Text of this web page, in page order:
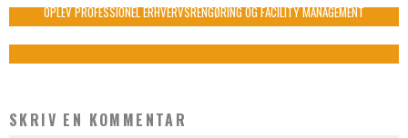
OPLEV PROFESSIONEL ERHVERVSRENGØRING OG FACILITY MANAGEMENT
SKRIV EN KOMMENTAR